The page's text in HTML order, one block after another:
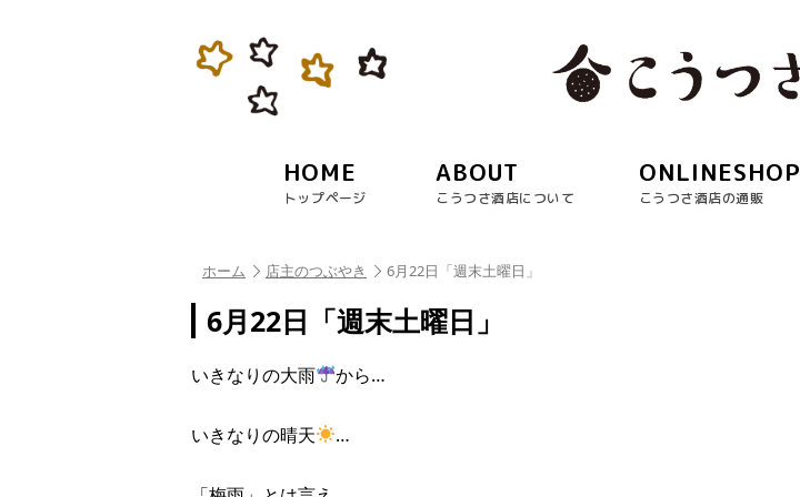
HOME
トップページ
ABOUT
こうつさ酒店について
ONLINESHOP
こうつさ酒店の通販
ホーム 店主のつぶやき 6月22日「週末土曜日」
6月22日「週末土曜日」
いきなりの大雨 から…
いきなりの晴天 …